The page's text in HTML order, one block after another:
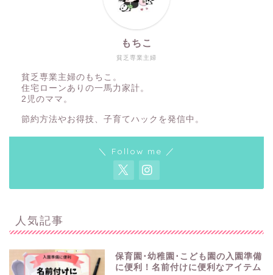
貧乏専業主婦
もちこ
貧乏専業主婦のもちこ。
住宅ローンありの一馬力家計。
2児のママ。
節約方法やお得技、子育てハックを発信中。
＼ Follow me ／
人気記事
保育園･幼稚園･こども園の入園準備
に便利！名前付けに便利なアイテム